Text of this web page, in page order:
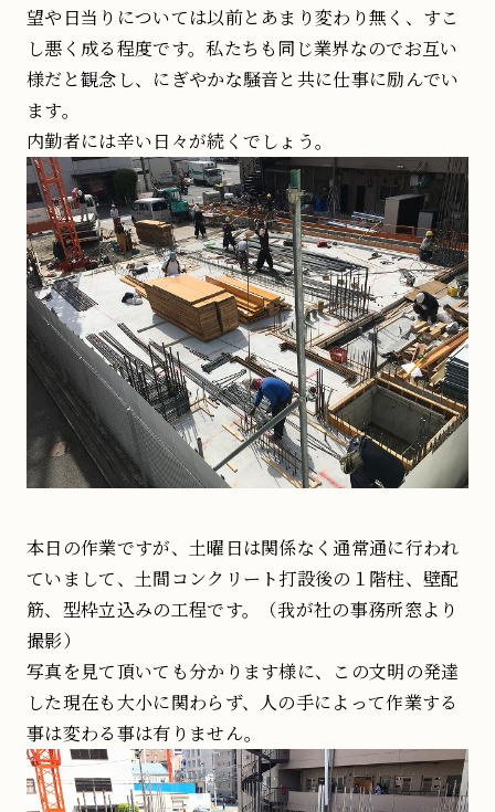
望や日当りについては以前とあまり変わり無く、すこ
し悪く成る程度です。私たちも同じ業界なのでお互い
様だと観念し、にぎやかな騒音と共に仕事に励んでい
ます。
内勤者には辛い日々が続くでしょう。
本日の作業ですが、土曜日は関係なく通常通に行われ
ていまして、土間コンクリート打設後の１階柱、壁配
筋、型枠立込みの工程です。（我が社の事務所窓より
撮影）
写真を見て頂いても分かります様に、この文明の発達
した現在も大小に関わらず、人の手によって作業する
事は変わる事は有りません。